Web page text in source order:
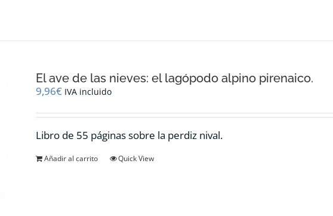
El ave de las nieves: el lagópodo alpino pirenaico.
9,96€ IVA incluido
Libro de 55 páginas sobre la perdiz nival.
Añadir al carrito Quick View